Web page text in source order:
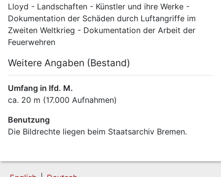
Lloyd - Landschaften - Künstler und ihre Werke -
Dokumentation der Schäden durch Luftangriffe im
Zweiten Weltkrieg - Dokumentation der Arbeit der
Feuerwehren
Weitere Angaben (Bestand)
Umfang in lfd. M.
ca. 20 m (17.000 Aufnahmen)
Benutzung
Die Bildrechte liegen beim Staatsarchiv Bremen.